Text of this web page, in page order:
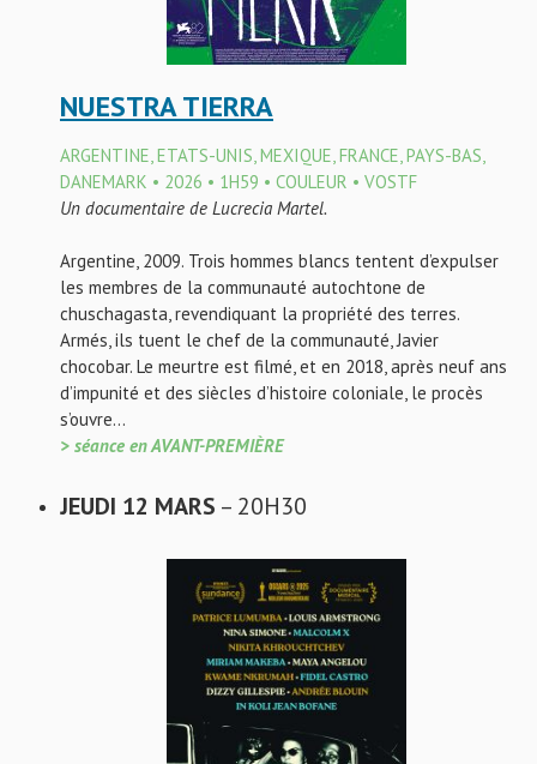
NUESTRA TIERRA
ARGENTINE, ETATS-UNIS, MEXIQUE, FRANCE, PAYS-BAS,
DANEMARK • 2026 • 1H59 • COULEUR • VOSTF
Un documentaire de Lucrecia Martel.
Argentine, 2009. Trois hommes blancs tentent d’expulser
les membres de la communauté autochtone de
chuschagasta, revendiquant la propriété des terres.
Armés, ils tuent le chef de la communauté, Javier
chocobar. Le meurtre est filmé, et en 2018, après neuf ans
d’impunité et des siècles d’histoire coloniale, le procès
s’ouvre…
> séance en AVANT-PREMIÈRE
JEUDI 12 MARS – 20H30